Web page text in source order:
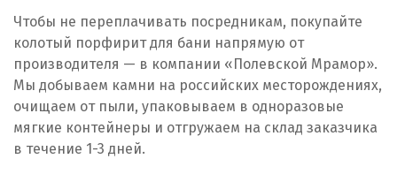
Чтобы не переплачивать посредникам, покупайте
колотый порфирит для бани напрямую от
производителя — в компании «Полевской Мрамор».
Мы добываем камни на российских месторождениях,
очищаем от пыли, упаковываем в одноразовые
мягкие контейнеры и отгружаем на склад заказчика
в течение 1-3 дней.